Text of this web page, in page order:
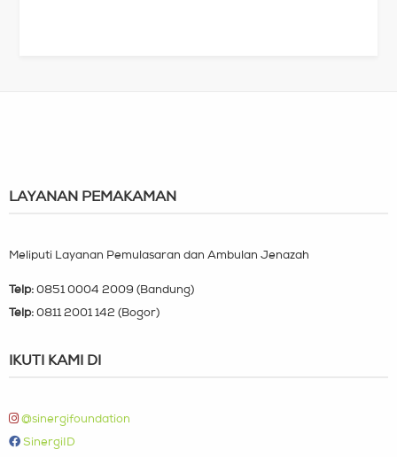
LAYANAN PEMAKAMAN
Meliputi Layanan Pemulasaran dan Ambulan Jenazah
Telp: 0851 0004 2009 (Bandung)
Telp: 0811 2001 142 (Bogor)
IKUTI KAMI DI
@sinergifoundation
SinergiID